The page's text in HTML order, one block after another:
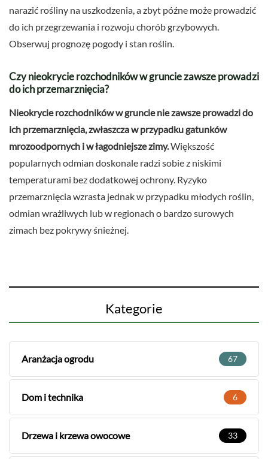
narazić rośliny na uszkodzenia, a zbyt późne może prowadzić
do ich przegrzewania i rozwoju chorób grzybowych.
Obserwuj prognozę pogody i stan roślin.
Czy nieokrycie rozchodników w gruncie zawsze prowadzi
do ich przemarznięcia?
Nieokrycie rozchodników w gruncie nie zawsze prowadzi do
ich przemarznięcia, zwłaszcza w przypadku gatunków
mrozoodpornych i w łagodniejsze zimy.Większość
popularnych odmian doskonale radzi sobie z niskimi
temperaturami bez dodatkowej ochrony. Ryzyko
przemarznięcia wzrasta jednak w przypadku młodych roślin,
odmian wrażliwych lub w regionach o bardzo surowych
zimach bez pokrywy śnieżnej.
Kategorie
Aranżacja ogrodu 67
Dom i technika 6
Drzewa i krzewa owocowe 33